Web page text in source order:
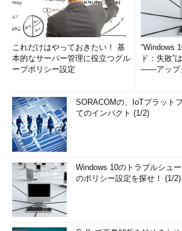
これだけはやっておきたい！ 基
本的なサーバー管理に役立つグル
ープポリシー設定
“Windows
ド：失敗”
――アップ
SORACOMの、IoTプラット
てのインパクト (1/2)
Windows 10のトラブルシュ
のポリシー設定を探せ！ (1/2)